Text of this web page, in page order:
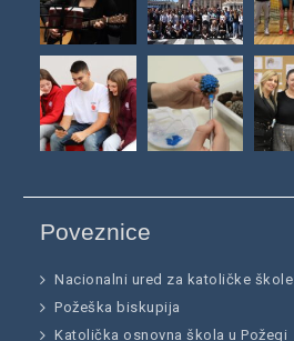
Poveznice
Nacionalni ured za katoličke škole
Požeška biskupija
Katolička osnovna škola u Požegi